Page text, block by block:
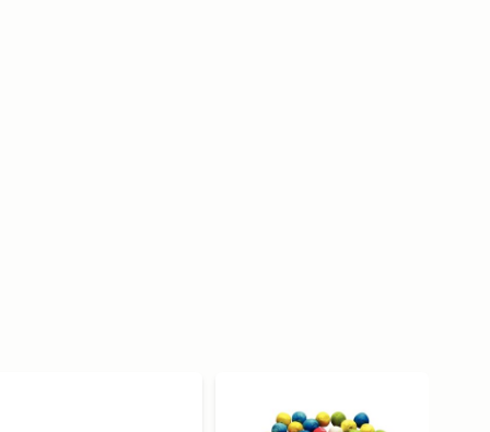
to carousel navigation using the skip links.